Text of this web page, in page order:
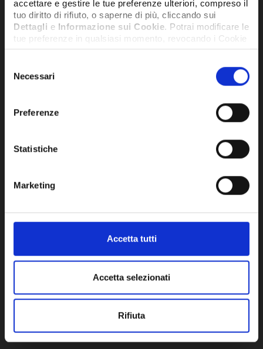
accettare e gestire le tue preferenze ulteriori, compreso il
tuo diritto di rifiuto, o saperne di più, cliccando sui
Dettagli e Informazione sui Cookie. Potrai modificare le
tue preferenze in qualsiasi momento, revocando i Cookie
precedentemente autorizzati, direttamente dalle
delNecessari
Preferenze
Statistiche
Marketing
Accetta tutti
Accetta selezionati
Rifiuta